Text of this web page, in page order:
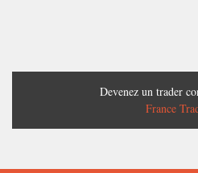
Devenez un trader
France